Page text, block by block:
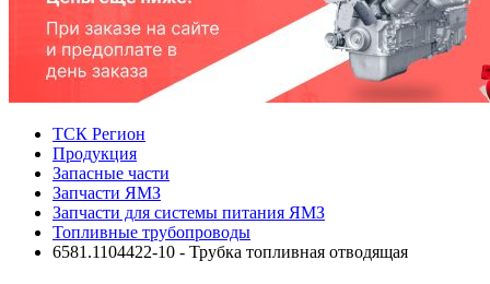
ТСК Регион
Продукция
Запасные части
Запчасти ЯМЗ
Запчасти для системы питания ЯМЗ
Топливные трубопроводы
6581.1104422-10 - Трубка топливная отводящая